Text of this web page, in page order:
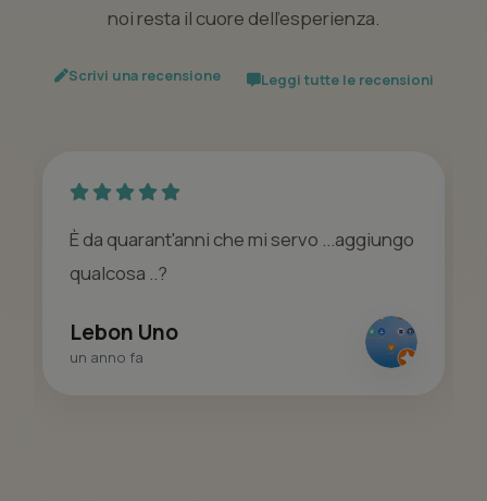
noi resta il cuore dell’esperienza.
Scrivi una recensione Leggi tutte le recensioni
È da quarant'anni che mi servo ...aggiungo
qualcosa ..?
Lebon Uno
un anno fa